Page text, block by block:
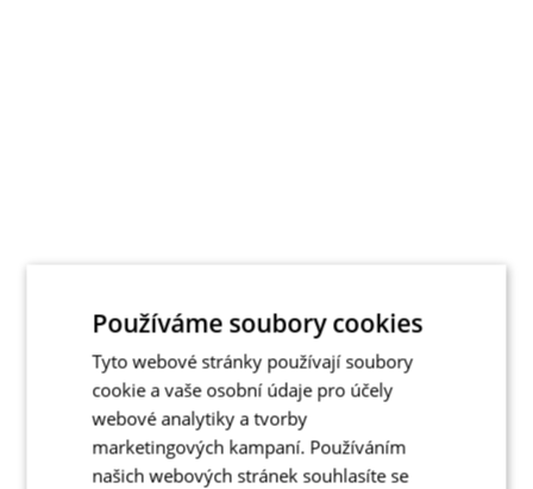
Používáme soubory cookies
Tyto webové stránky používají soubory
cookie a vaše osobní údaje pro účely
webové analytiky a tvorby
marketingových kampaní. Používáním
našich webových stránek souhlasíte se